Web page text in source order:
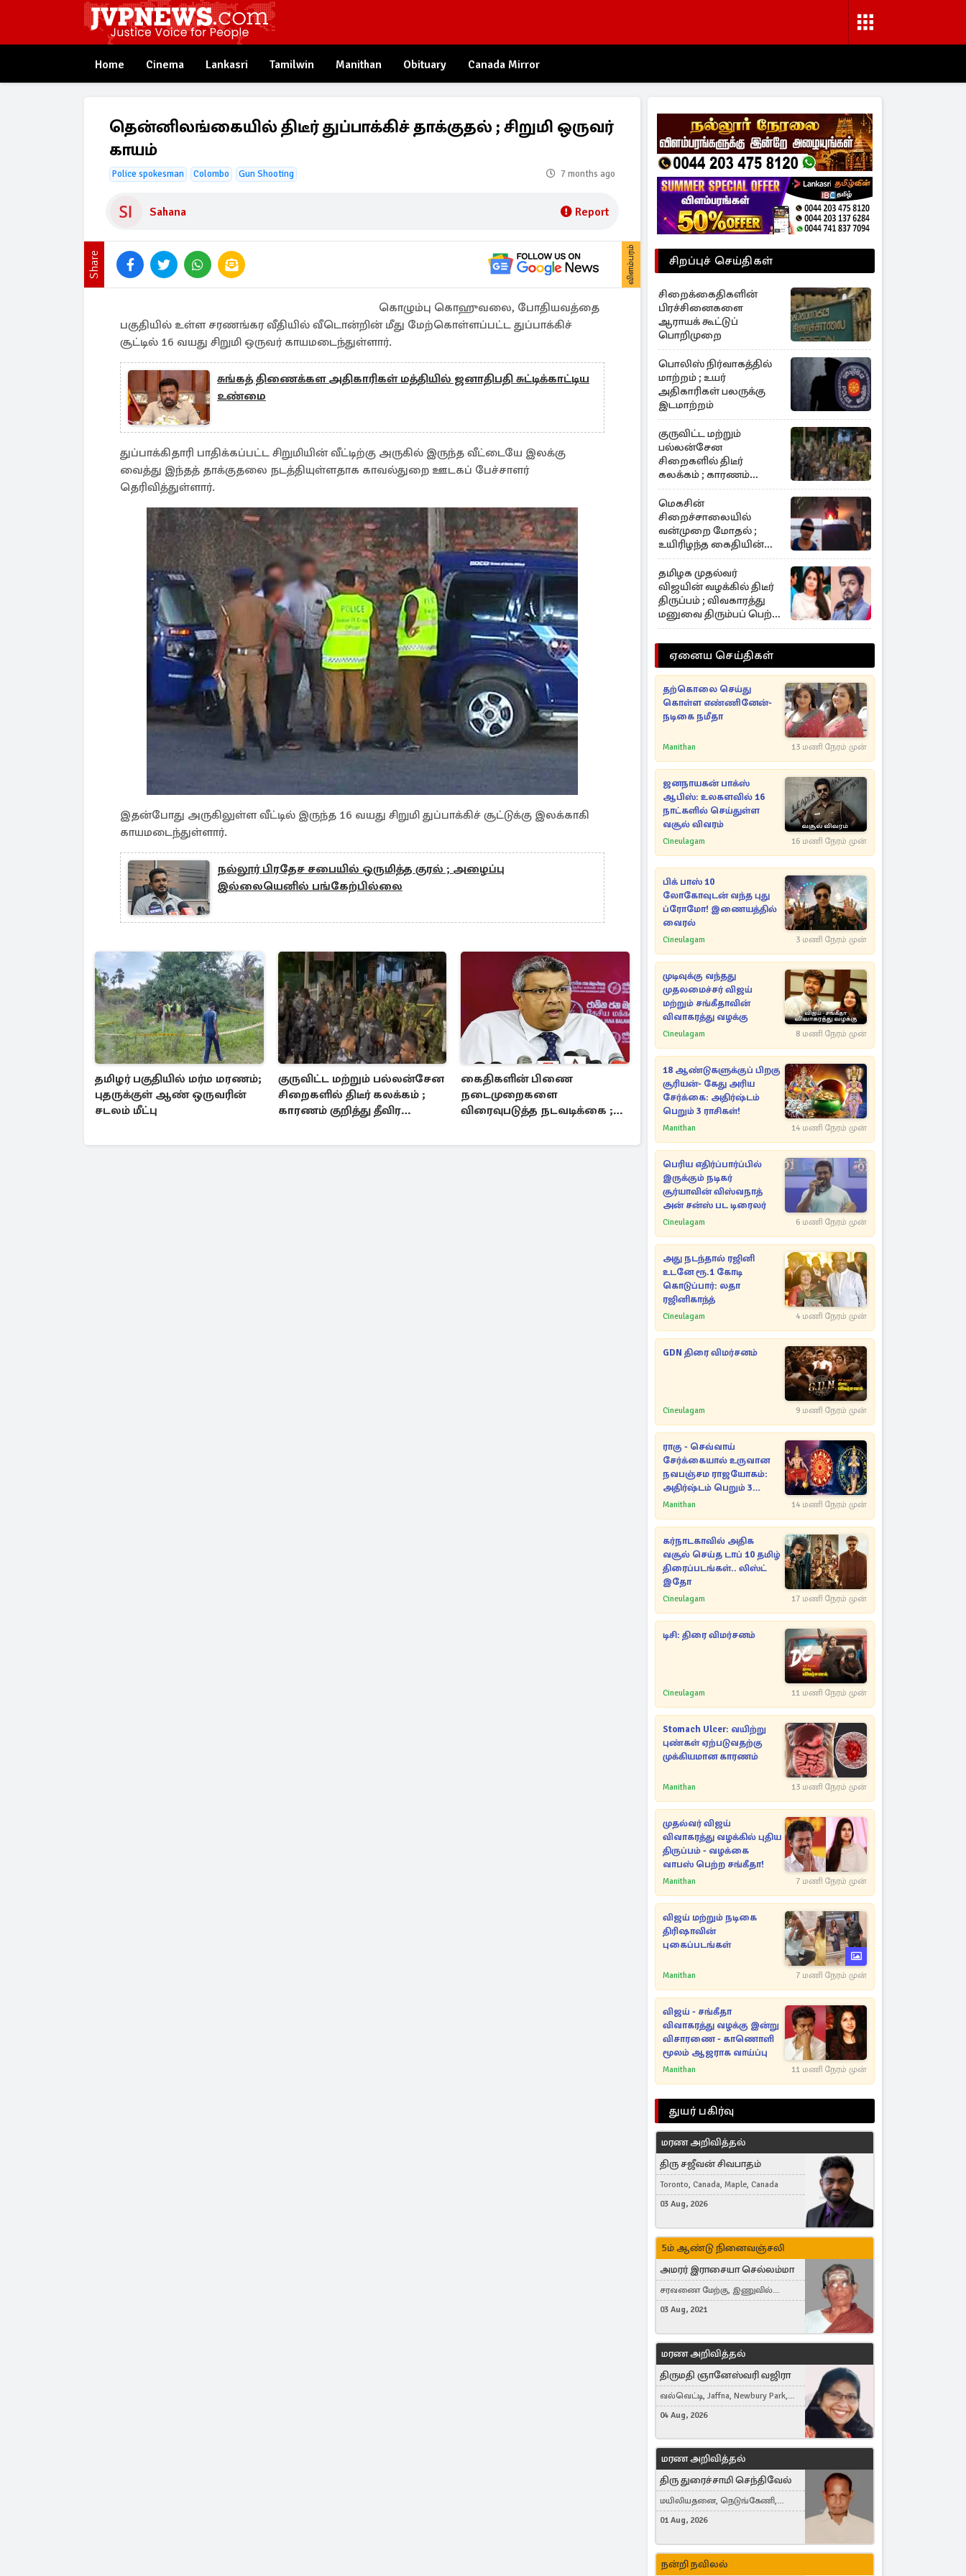
Home Cinema Lankasri Tamilwin Manithan Obituary Canada Mirror
தென்னிலங்கையில் திடீர் துப்பாக்கிச் தாக்குதல் ; சிறுமி ஒருவர்
காயம்
Police spokesman Colombo Gun Shooting 7 months ago
Sahana Report
Share விளம்பரம்
கொழும்பு கொஹுவலை, போதியவத்தை
பகுதியில் உள்ள சரணங்கர வீதியில் வீடொன்றின் மீது மேற்கொள்ளப்பட்ட துப்பாக்கிச்
சூட்டில் 16 வயது சிறுமி ஒருவர் காயமடைந்துள்ளார்.
சுங்கத் திணைக்கள அதிகாரிகள் மத்தியில் ஜனாதிபதி சுட்டிக்காட்டிய
உண்மை
துப்பாக்கிதாரி பாதிக்கப்பட்ட சிறுமியின் வீட்டிற்கு அருகில் இருந்த வீட்டையே இலக்கு
வைத்து இந்தத் தாக்குதலை நடத்தியுள்ளதாக காவல்துறை ஊடகப் பேச்சாளர்
தெரிவித்துள்ளார்.
இதன்போது அருகிலுள்ள வீட்டில் இருந்த 16 வயது சிறுமி துப்பாக்கிச் சூட்டுக்கு இலக்காகி
காயமடைந்துள்ளார்.
நல்லூர் பிரதேச சபையில் ஒருமித்த குரல் ; அழைப்பு
இல்லையெனில் பங்கேற்பில்லை
தமிழர் பகுதியில் மர்ம மரணம்;
புதருக்குள் ஆண் ஒருவரின்
சடலம் மீட்பு
குருவிட்ட மற்றும் பல்லன்சேன
சிறைகளில் திடீர் கலக்கம் ;
காரணம் குறித்து தீவிர
கைதிகளின் பிணை
நடைமுறைகளை
விரைவுபடுத்த நடவடிக்கை ;
நானாயக்கார
சிறப்புச் செய்திகள்
சிறைக்கைதிகளின்
பிரச்சினைகளை
ஆராயக் கூட்டுப்
பொறிமுறை
பொலிஸ் நிர்வாகத்தில்
மாற்றம் ; உயர்
அதிகாரிகள் பலருக்கு
இடமாற்றம்
குருவிட்ட மற்றும்
பல்லன்சேன
சிறைகளில் திடீர்
கலக்கம் ; காரணம்
குறித்து தீவிர
விசாரணை
மெகசின்
சிறைச்சாலையில்
வன்முறை மோதல் ;
உயிரிழந்த கைதியின்
பின்னணி
தமிழக முதல்வர்
விஜயின் வழக்கில் திடீர்
திருப்பம் ; விவகாரத்து
மனுவை திரும்பப் பெற்ற
சங்கீதா
ஏனைய செய்திகள்
தற்கொலை செய்து
கொள்ள எண்ணினேன்-
நடிகை நமீதா
Manithan 13 மணி நேரம் முன்
ஜனநாயகன் பாக்ஸ்
ஆபிஸ்: உலகளவில் 16
நாட்களில் செய்துள்ள
வசூல் விவரம்
Cineulagam 16 மணி நேரம் முன்
பிக் பாஸ் 10
லோகோவுடன் வந்த புது
ப்ரோமோ! இணையத்தில்
வைரல்
Cineulagam 3 மணி நேரம் முன்
முடிவுக்கு வந்தது
முதலமைச்சர் விஜய்
மற்றும் சங்கீதாவின்
விவாகரத்து வழக்கு
Cineulagam 8 மணி நேரம் முன்
18 ஆண்டுகளுக்குப் பிறகு
சூரியன்- கேது அரிய
சேர்க்கை: அதிர்ஷ்டம்
பெறும் 3 ராசிகள்!
Manithan 14 மணி நேரம் முன்
பெரிய எதிர்ப்பார்ப்பில்
இருக்கும் நடிகர்
சூர்யாவின் விஸ்வநாத்
அன் சன்ஸ் பட டிரைலர்
Cineulagam 6 மணி நேரம் முன்
அது நடந்தால் ரஜினி
உடனே ரூ.1 கோடி
கொடுப்பார்: லதா
ரஜினிகாந்த்
Cineulagam 4 மணி நேரம் முன்
GDN திரை விமர்சனம்
Cineulagam 9 மணி நேரம் முன்
ராகு - செவ்வாய்
சேர்க்கையால் உருவான
நவபஞ்சம ராஜயோகம்:
அதிர்ஷ்டம் பெறும் 3
ராசிகள்!
Manithan 14 மணி நேரம் முன்
கர்நாடகாவில் அதிக
வசூல் செய்த டாப் 10 தமிழ்
திரைப்படங்கள்.. லிஸ்ட்
இதோ
Cineulagam 17 மணி நேரம் முன்
டிசி: திரை விமர்சனம்
Cineulagam 11 மணி நேரம் முன்
Stomach Ulcer: வயிற்று
புண்கள் ஏற்படுவதற்கு
முக்கியமான காரணம்
Manithan 13 மணி நேரம் முன்
முதல்வர் விஜய்
விவாகரத்து வழக்கில் புதிய
திருப்பம் - வழக்கை
வாபஸ் பெற்ற சங்கீதா!
Manithan 7 மணி நேரம் முன்
விஜய் மற்றும் நடிகை
திரிஷாவின்
புகைப்படங்கள்
Manithan 7 மணி நேரம் முன்
விஜய் - சங்கீதா
விவாகரத்து வழக்கு இன்று
விசாரணை - காணொளி
மூலம் ஆஜராக வாய்ப்பு
Manithan 11 மணி நேரம் முன்
துயர் பகிர்வு
மரண அறிவித்தல்
திரு சஜீவன் சிவபாதம்
Toronto, Canada, Maple, Canada
03 Aug, 2026
5ம் ஆண்டு நினைவஞ்சலி
அமரர் இராசையா செல்லம்மா
சரவணை மேற்கு, இணுவில்
கிழக்கு
03 Aug, 2021
மரண அறிவித்தல்
திருமதி ஞானேஸ்வரி வஜிரா
வல்வெட்டி, Jaffna, Newbury Park,
United Kingdom
04 Aug, 2026
மரண அறிவித்தல்
திரு துரைச்சாமி செந்திவேல்
மயிலியதனை, நெடுங்கேணி,
கம்பர்மலை
01 Aug, 2026
நன்றி நவிலல்